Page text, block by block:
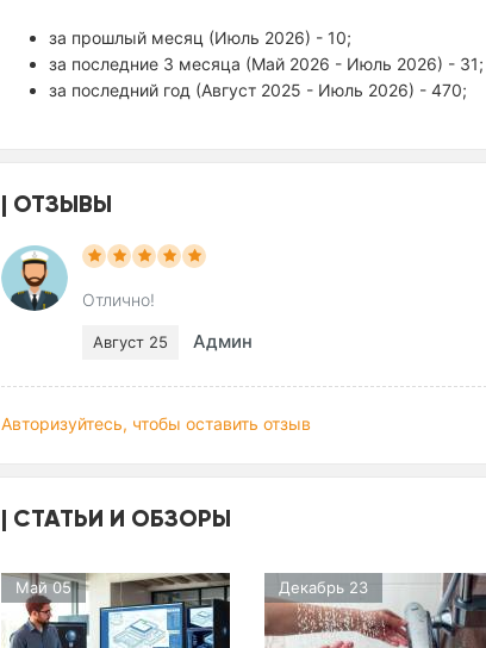
за прошлый месяц (Июль 2026) - 10;
за последние 3 месяца (Май 2026 - Июль 2026) - 31;
за последний год (Август 2025 - Июль 2026) - 470;
ОТЗЫВЫ
Отлично!
Август 25 Админ
Авторизуйтесь, чтобы оставить отзыв
СТАТЬИ И ОБЗОРЫ
Май 05 Декабрь 23